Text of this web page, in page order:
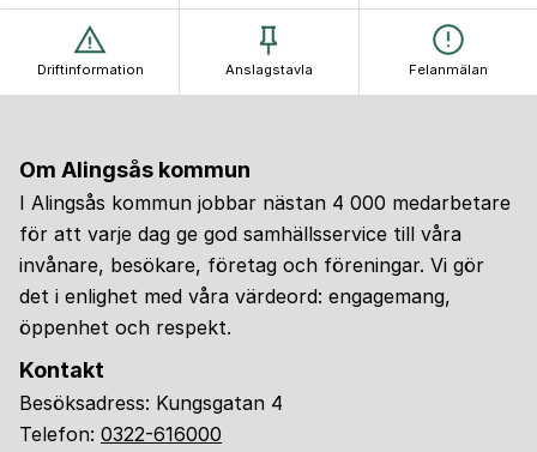
Driftinformation Anslagstavla Felanmälan
Om Alingsås kommun
I Alingsås kommun jobbar nästan 4 000 medarbetare
för att varje dag ge god samhällsservice till våra
invånare, besökare, företag och föreningar. Vi gör
det i enlighet med våra värdeord: engagemang,
öppenhet och respekt.
Kontakt
Besöksadress: Kungsgatan 4
Telefon: 0322-616000